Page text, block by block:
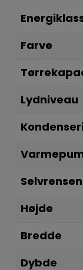
Farve
Lydniveau
Højde
Bredde
Dybde